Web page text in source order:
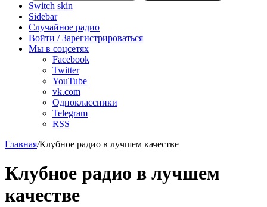
Switch skin
Sidebar
Случайное радио
Войти / Зарегистрироваться
Мы в соцсетях
Facebook
Twitter
YouTube
vk.com
Одноклассники
Telegram
RSS
Главная/Клубное радио в лучшем качестве
Клубное радио в лучшем
качестве